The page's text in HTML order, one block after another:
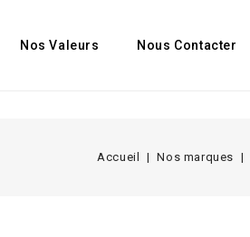
Nos Valeurs Nous Contacter
Accueil Nos marques